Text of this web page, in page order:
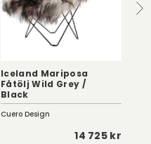
Iceland Mariposa
Fåtölj Wild Grey /
Black
Cuero Design
14 725 kr